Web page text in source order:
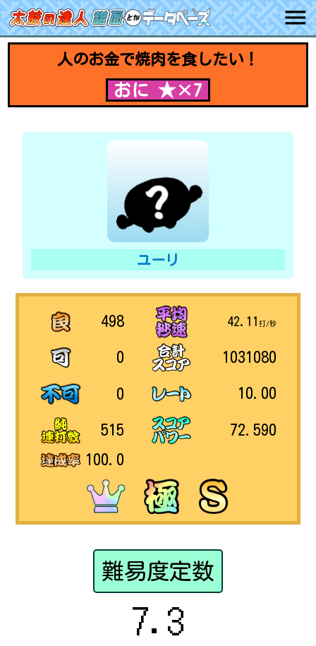
人のお金で焼肉を食したい！
おに ★×7
ユーリ
498
0
0
515
100.0
42.11打/秒
1031080
10.00
72.590
難易度定数
7.3